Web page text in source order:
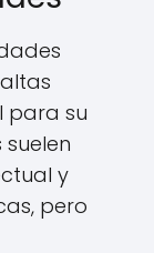
para su
y
pero